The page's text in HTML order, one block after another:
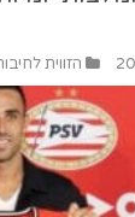
הזווית